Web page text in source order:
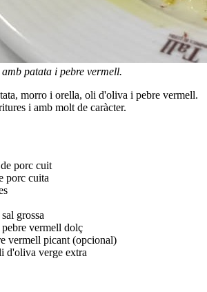
patata i pebre vermell.
morro i orella, oli d'oliva i pebre vermell.
i amb molt de caràcter.
porc cuit
porc cuita
grossa
pebre vermell dolç
vermell picant (opcional)
d'oliva verge extra